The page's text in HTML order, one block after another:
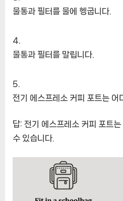
물통과 필터를 물에 헹굽니다.
물통과 필터를 말립니다.
전기 에스프레소 커피 포트는 어
답: 전기 에스프레소 커피 포트
수 있습니다.